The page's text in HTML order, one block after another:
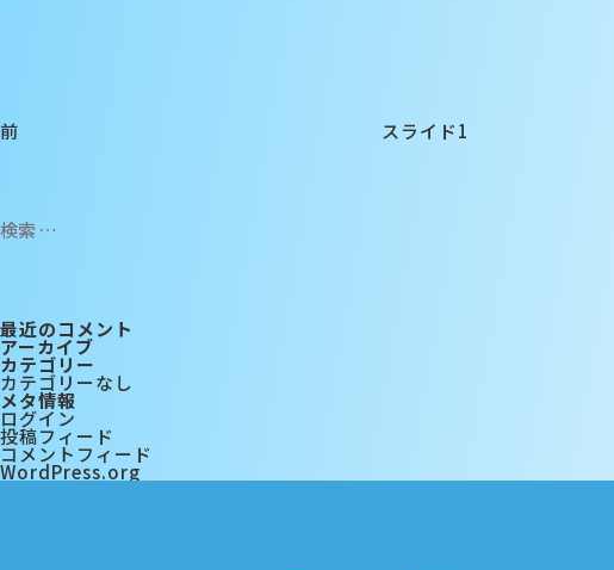
前 スライド1
検
最近のコメント
アーカイブ
カテゴリー
カテゴリーなし
メタ情報
ログイン
投稿フィード
コメントフィード
WordPress.org